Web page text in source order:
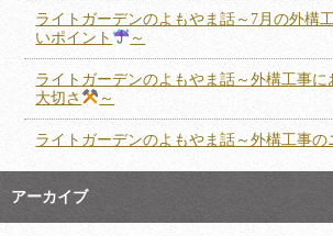
ライトガーデンのよもやま話～7月の外構
いポイント
～
ライトガーデンのよもやま話～外構工事
大切さ
～
ライトガーデンのよもやま話～外構工事の
アーカイブ